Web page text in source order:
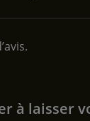
à laisser